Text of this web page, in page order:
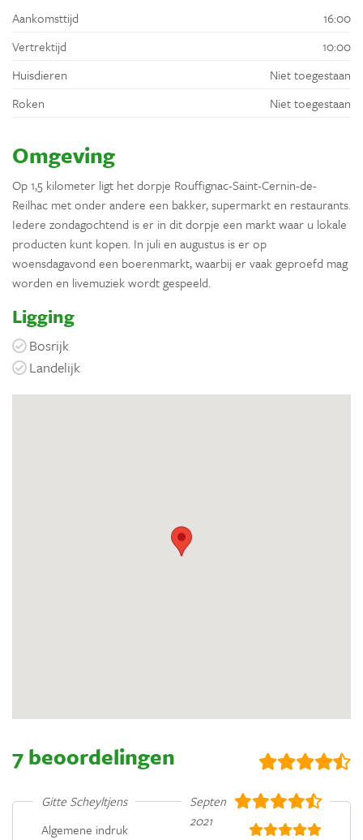
Aankomsttijd
16:00
Vertrektijd
10:00
Huisdieren
Niet toegestaan
Roken
Niet toegestaan
Omgeving
Op 1,5 kilometer ligt het dorpje Rouffignac-Saint-Cernin-de-
Reilhac met onder andere een bakker, supermarkt en restaurants.
Iedere zondagochtend is er in dit dorpje een markt waar u lokale
producten kunt kopen. In juli en augustus is er op
woensdagavond een boerenmarkt, waarbij er vaak geproefd mag
worden en livemuziek wordt gespeeld.
Ligging
Bosrijk
Landelijk
7 beoordelingen
Gitte Scheyltjens
September
2021
Algemene indruk